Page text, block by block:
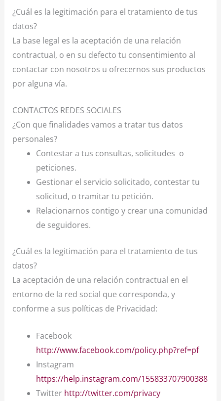
¿Cuál es la legitimación para el tratamiento de tus
datos?
La base legal es la aceptación de una relación
contractual, o en su defecto tu consentimiento al
contactar con nosotros u ofrecernos sus productos
por alguna vía.
CONTACTOS REDES SOCIALES
¿Con que finalidades vamos a tratar tus datos
personales?
Contestar a tus consultas, solicitudes o
peticiones.
Gestionar el servicio solicitado, contestar tu
solicitud, o tramitar tu petición.
Relacionarnos contigo y crear una comunidad
de seguidores.
¿Cuál es la legitimación para el tratamiento de tus
datos?
La aceptación de una relación contractual en el
entorno de la red social que corresponda, y
conforme a sus políticas de Privacidad:
Facebook
http://www.facebook.com/policy.php?ref=pf
Instagram
https://help.instagram.com/155833707900388
Twitter http://twitter.com/privacy